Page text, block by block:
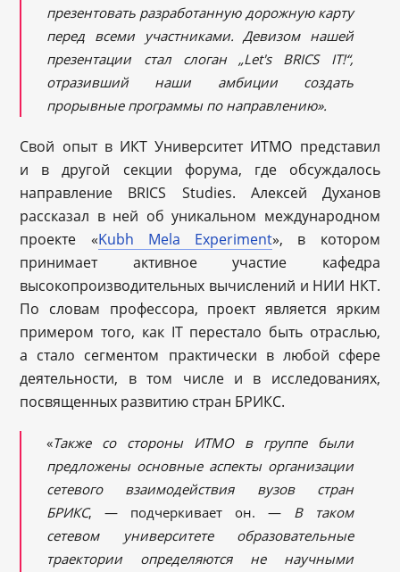
презентовать разработанную дорожную карту
перед всеми участниками. Девизом нашей
презентации стал слоган „Let's BRICS IT!“,
отразивший наши амбиции создать
прорывные программы по направлению».
Свой опыт в ИКТ Университет ИТМО представил
и в другой секции форума, где обсуждалось
направление BRICS Studies. Алексей Духанов
рассказал в ней об уникальном международном
проекте «Kubh Mela Experiment», в котором
принимает активное участие кафедра
высокопроизводительных вычислений и НИИ НКТ.
По словам профессора, проект является ярким
примером того, как IT перестало быть отраслью,
а стало сегментом практически в любой сфере
деятельности, в том числе и в исследованиях,
посвященных развитию стран БРИКС.
«Также со стороны ИТМО в группе были
предложены основные аспекты организации
сетевого взаимодействия вузов стран
БРИКС, — подчеркивает он. — В таком
сетевом университете образовательные
траектории определяются не научными